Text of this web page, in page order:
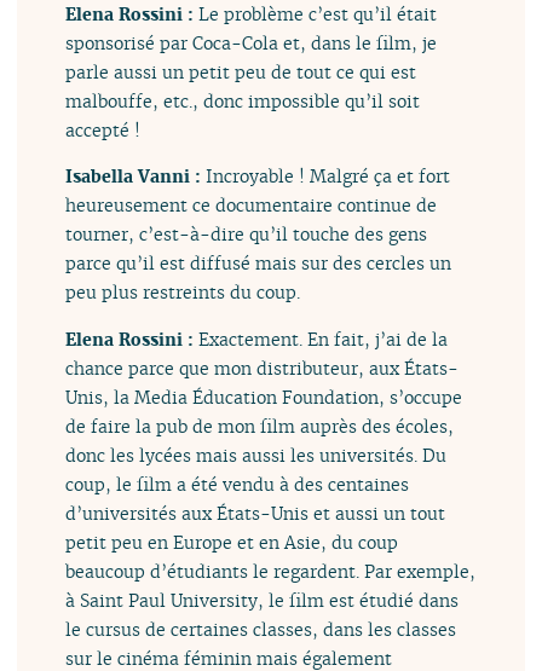
Elena Rossini :Le problème c’est qu’il était
sponsorisé par Coca-Cola et, dans le film, je
parle aussi un petit peu de tout ce qui est
malbouffe, etc., donc impossible qu’il soit
accepté !
Isabella Vanni :Incroyable ! Malgré ça et fort
heureusement ce documentaire continue de
tourner, c’est-à-dire qu’il touche des gens
parce qu’il est diffusé mais sur des cercles un
peu plus restreints du coup.
Elena Rossini :Exactement. En fait, j’ai de la
chance parce que mon distributeur, aux États-
Unis, la Media Éducation Foundation, s’occupe
de faire la pub de mon film auprès des écoles,
donc les lycées mais aussi les universités. Du
coup, le film a été vendu à des centaines
d’universités aux États-Unis et aussi un tout
petit peu en Europe et en Asie, du coup
beaucoup d’étudiants le regardent. Par exemple,
à Saint Paul University, le film est étudié dans
le cursus de certaines classes, dans les classes
sur le cinéma féminin mais également